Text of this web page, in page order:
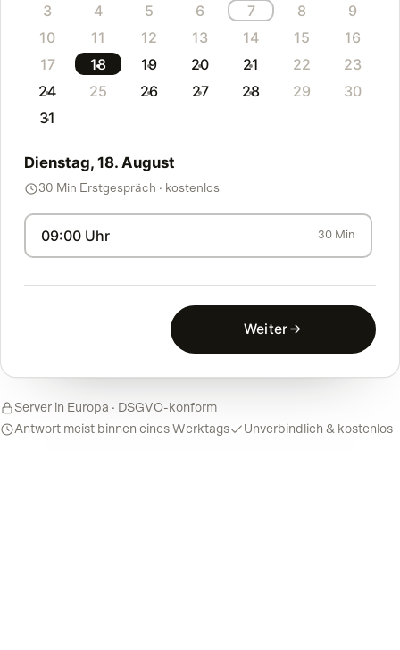
3
4 5 6 7 8
9
10
11 12 13 14 15
16
17
18 19 20 21 22
23
24
25 26 27 28 29
30
31
Dienstag, 18. August
30 Min Erstgespräch · kostenlos
09:00 Uhr 30 Min
Weiter
Server in Europa · DSGVO-konform
Antwort meist binnen eines Werktags
Unverbindlich & kostenlos